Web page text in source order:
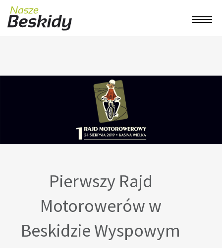
Pierwszy Rajd
Motorowerów w
Beskidzie Wyspowym